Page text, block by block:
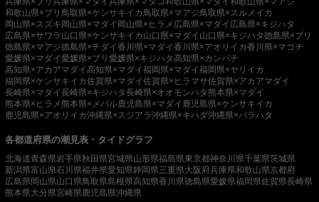
和歌山県×ブリ 鳥取県×ケンサキイカ鳥取県×マアジ鳥取県×スルメイカ
岡山県×スズキ 岡山県×マダイ 岡山県×ヒラメ 広島県×マダイ 広島県×キジハタ
広島県×サワラ 山口県×ケンサキイカ 山口県×マダイ 山口県×キジハタ徳島県×ブリ
徳島県×マアジ徳島県×チダイ香川県×マダイ香川県×アオリイカ香川県×マゴチ
愛媛県×マダイ愛媛県×ブリ 愛媛県×キジハタ高知県×カンパチ
高知県×アカアマダイ高知県×マダイ福岡県×マダイ福岡県×ヤリイカ
福岡県×ケンサキイカ佐賀県×マダイ佐賀県×ヒラマサ佐賀県×アカアマダイ
長崎県×マダイ長崎県×キジハタ長崎県×オオモンハタ 熊本県×マダイ
熊本県×ヒラメ 熊本県×メバル鹿児島県×マダイ 鹿児島県×ケンサキイカ
鹿児島県×アオリイカ沖縄県×スジアラ沖縄県×キハダ沖縄県×バラハタ
各都道府県の潮見表・タイドグラフ
北海道青森県岩手県秋田県宮城県山形県福島県東京都神奈川県千葉県茨城県
新潟県富山県石川県福井県愛知県静岡県三重県大阪府兵庫県和歌山県京都府
広島県岡山県山口県鳥取県島根県高知県香川県徳島県愛媛県福岡県佐賀県長崎県
熊本県大分県宮崎県鹿児島県沖縄県